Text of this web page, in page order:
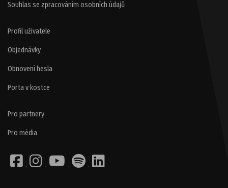
Souhlas se zpracováním osobních údajů
Profil uživatele
Objednávky
Obnovení hesla
Porta v kostce
Pro partnery
Pro média